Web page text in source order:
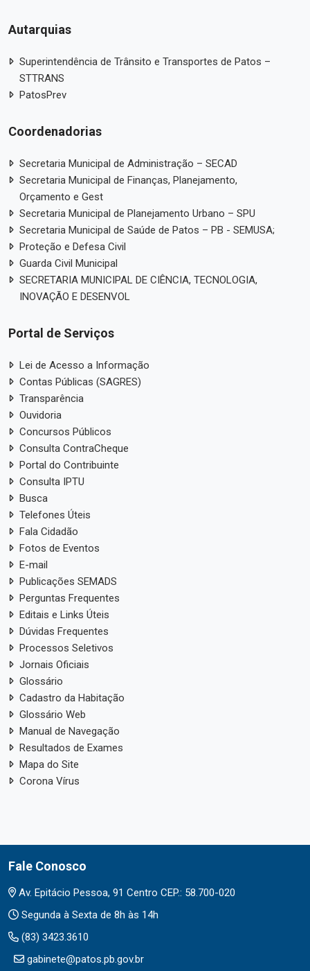
Autarquias
Superintendência de Trânsito e Transportes de Patos –
STTRANS
PatosPrev
Coordenadorias
Secretaria Municipal de Administração – SECAD
Secretaria Municipal de Finanças, Planejamento,
Orçamento e Gest
Secretaria Municipal de Planejamento Urbano – SPU
Secretaria Municipal de Saúde de Patos – PB - SEMUSA;
Proteção e Defesa Civil
Guarda Civil Municipal
SECRETARIA MUNICIPAL DE CIÊNCIA, TECNOLOGIA,
INOVAÇÃO E DESENVOL
Portal de Serviços
Lei de Acesso a Informação
Contas Públicas (SAGRES)
Transparência
Ouvidoria
Concursos Públicos
Consulta ContraCheque
Portal do Contribuinte
Consulta IPTU
Busca
Telefones Úteis
Fala Cidadão
Fotos de Eventos
E-mail
Publicações SEMADS
Perguntas Frequentes
Editais e Links Úteis
Dúvidas Frequentes
Processos Seletivos
Jornais Oficiais
Glossário
Cadastro da Habitação
Glossário Web
Manual de Navegação
Resultados de Exames
Mapa do Site
Corona Vírus
Fale Conosco
Av. Epitácio Pessoa, 91 Centro CEP.: 58.700-020
Segunda à Sexta de 8h às 14h
(83) 3423.3610
gabinete@patos.pb.gov.br